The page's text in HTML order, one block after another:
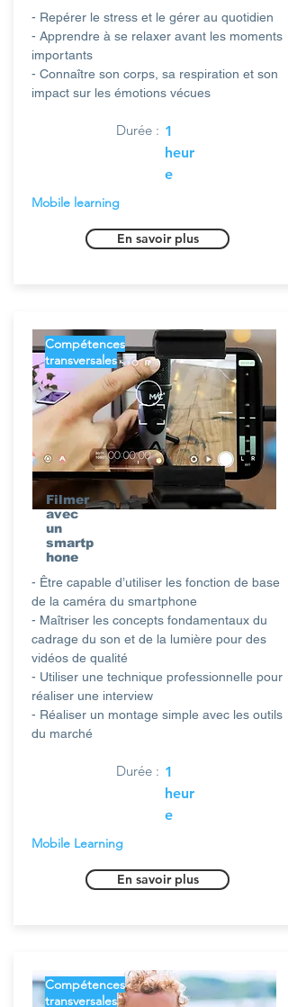
- Repérer le stress et le gérer au quotidien
- Apprendre à se relaxer avant les moments
importants
- Connaître son corps, sa respiration et son
impact sur les émotions vécues
Durée : 1
heur
e
Mobile learning
En savoir plus
Filmer
avec
un
smartp
hone
Compétences
transversales
- Être capable d’utiliser les fonction de base
de la caméra du smartphone
- Maîtriser les concepts fondamentaux du
cadrage du son et de la lumière pour des
vidéos de qualité
- Utiliser une technique professionnelle pour
réaliser une interview
- Réaliser un montage simple avec les outils
du marché
Durée : 1
heur
e
Mobile Learning
En savoir plus
Compétences
transversales